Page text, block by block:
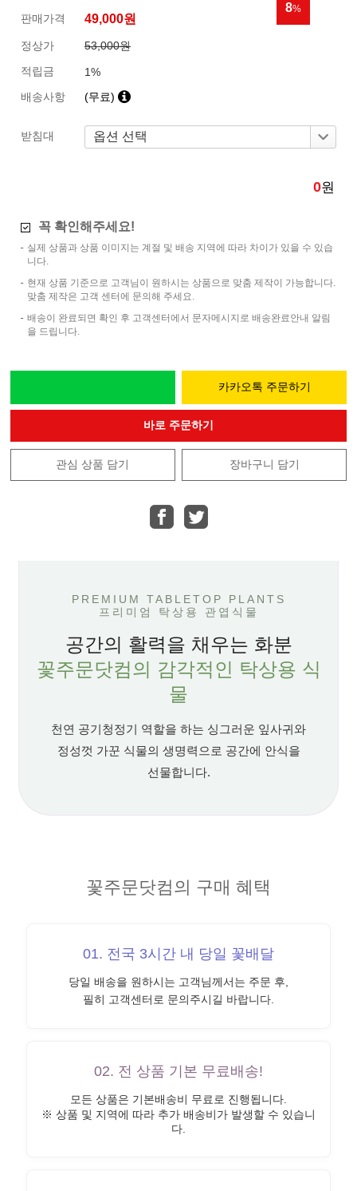
8%
판매가격 49,000원
정상가
53,000원
적립금
1%
배송사항
(무료)
받침대
0원
꼭 확인해주세요!
실제 상품과 상품 이미지는 계절 및 배송 지역에 따라 차이가 있을 수 있습
니다.
현재 상품 기준으로 고객님이 원하시는 상품으로 맞춤 제작이 가능합니다.
맞춤 제작은 고객 센터에 문의해 주세요.
배송이 완료되면 확인 후 고객센터에서 문자메시지로 배송완료안내 알림
을 드립니다.
카카오톡 주문하기
바로 주문하기
관심 상품 담기 장바구니 담기
PREMIUM TABLETOP PLANTS
프리미엄 탁상용 관엽식물
공간의 활력을 채우는 화분
꽃주문닷컴의 감각적인 탁상용 식
물
천연 공기청정기 역할을 하는 싱그러운 잎사귀와
정성껏 가꾼 식물의 생명력으로 공간에 안식을
선물합니다.
꽃주문닷컴의 구매 혜택
01. 전국 3시간 내 당일 꽃배달
당일 배송을 원하시는 고객님께서는 주문 후,
필히 고객센터로 문의주시길 바랍니다.
02. 전 상품 기본 무료배송!
모든 상품은 기본배송비 무료로 진행됩니다.
※ 상품 및 지역에 따라 추가 배송비가 발생할 수 있습니
다.